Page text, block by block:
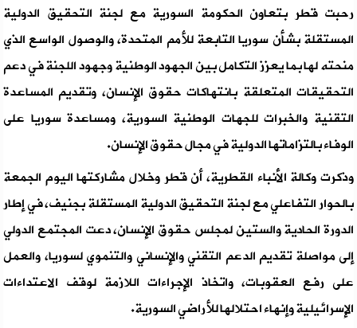
رحبت قطر بتعاون الحكومة السورية مع لجنة التحقيق الدولية
المستقلة بشأن سوريا التابعة للأمم المتحدة، والوصول الواسع الذي
منحته لها بما يعزز التكامل بين الجهود الوطنية وجهود اللجنة في دعم
التحقيقات المتعلقة بانتهاكات حقوق الإنسان، وتقديم المساعدة
التقنية والخبرات للجهات الوطنية السورية، ومساعدة سوريا على
الوفاء بالتزاماتها الدولية في مجال حقوق الإنسان.
وذكرت وكالة الأنباء القطرية، أن قطر وخلال مشاركتها اليوم الجمعة
بالحوار التفاعلي مع لجنة التحقيق الدولية المستقلة بجنيف، في إطار
الدورة الحادية والستين لمجلس حقوق الإنسان، دعت المجتمع الدولي
إلى مواصلة تقديم الدعم التقني والإنساني والتنموي لسوريا، والعمل
على رفع العقوبات، واتخاذ الإجراءات اللازمة لوقف الاعتداءات
الإسرائيلية وإنهاء احتلالها للأراضي السورية.